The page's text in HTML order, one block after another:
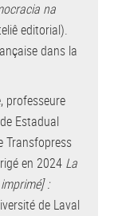
na
editorial).
dans la
professeure
Estadual
Transfopress
en 2024 La
:
de Laval